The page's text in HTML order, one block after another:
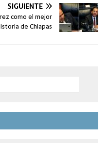
SIGUIENTE
como el mejor
de Chiapas